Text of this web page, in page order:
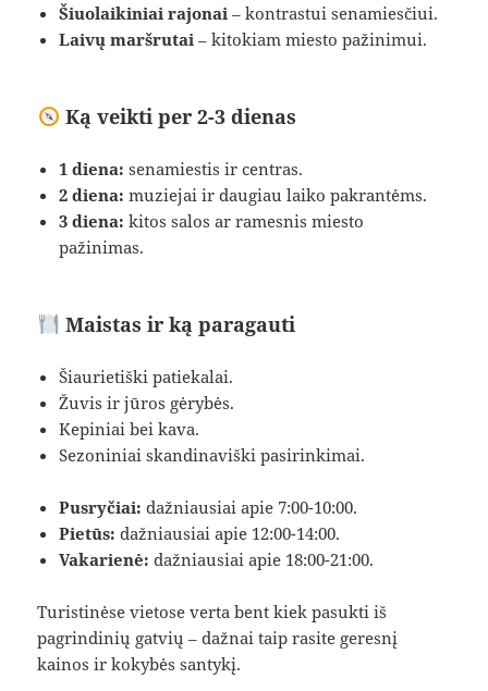
Šiuolaikiniai rajonai – kontrastui senamiesčiui.
Laivų maršrutai – kitokiam miesto pažinimui.
Ką veikti per 2-3 dienas
1 diena: senamiestis ir centras.
2 diena: muziejai ir daugiau laiko pakrantėms.
3 diena: kitos salos ar ramesnis miesto
pažinimas.
Maistas ir ką paragauti
Šiaurietiški patiekalai.
Žuvis ir jūros gėrybės.
Kepiniai bei kava.
Sezoniniai skandinaviški pasirinkimai.
Pusryčiai: dažniausiai apie 7:00-10:00.
Pietūs: dažniausiai apie 12:00-14:00.
Vakarienė: dažniausiai apie 18:00-21:00.
Turistinėse vietose verta bent kiek pasukti iš
pagrindinių gatvių – dažnai taip rasite geresnį
kainos ir kokybės santykį.